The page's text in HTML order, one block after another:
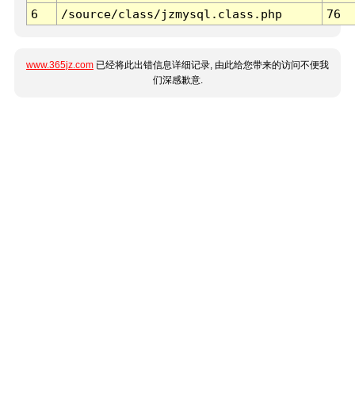
6
/source/class/jzmysql.class.php 76
www.365jz.com 已经将此出错信息详细记录, 由此给您带来的访问不便我
们深感歉意.